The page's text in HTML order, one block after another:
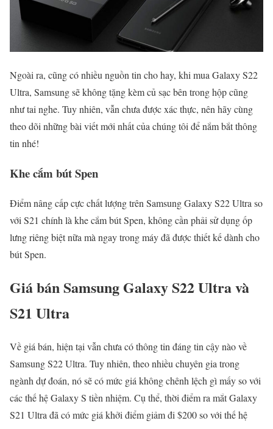
Ngoài ra, cũng có nhiều nguồn tin cho hay, khi mua Galaxy S22
Ultra, Samsung sẽ không tặng kèm củ sạc bên trong hộp cũng
như tai nghe. Tuy nhiên, vẫn chưa được xác thực, nên hãy cùng
theo dõi những bài viết mới nhất của chúng tôi để nắm bắt thông
tin nhé!
Khe cắm bút Spen
Điểm nâng cấp cực chất lượng trên Samsung Galaxy S22 Ultra so
với S21 chính là khe cắm bút Spen, không cần phải sử dụng ốp
lưng riêng biệt nữa mà ngay trong máy đã được thiết kế dành cho
bút Spen.
Giá bán Samsung Galaxy S22 Ultra và
S21 Ultra
Về giá bán, hiện tại vẫn chưa có thông tin đáng tin cậy nào về
Samsung S22 Ultra. Tuy nhiên, theo nhiều chuyên gia trong
ngành dự đoán, nó sẽ có mức giá không chênh lệch gì mấy so với
các thế hệ Galaxy S tiền nhiệm. Cụ thể, thời điểm ra mắt Galaxy
S21 Ultra đã có mức giá khởi điểm giảm đi $200 so với thế hệ